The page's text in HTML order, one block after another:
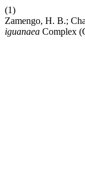
(1)
Zamengo, H. B.;
iguanaea Complex